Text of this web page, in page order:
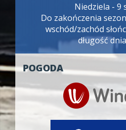
Niedziela - 9
Do zakończenia
wschód/zachód
długość
POGODA